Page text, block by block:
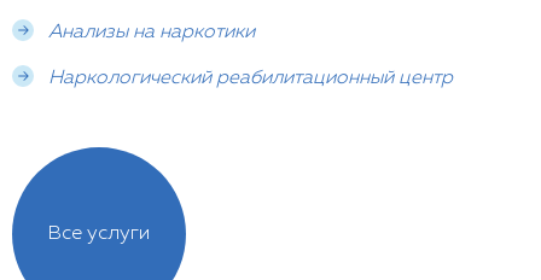
Анализы на наркотики
Наркологический реабилитационный центр
Все услуги